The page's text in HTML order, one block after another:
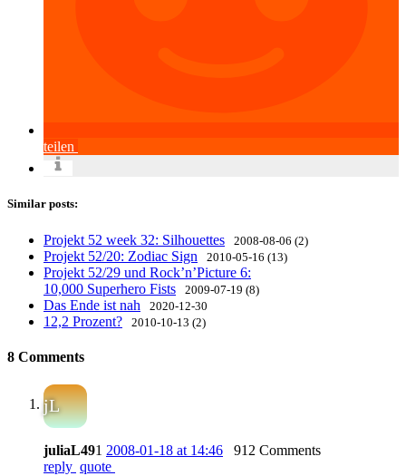
teilen
Similar posts:
Projekt 52 week 32: Silhouettes 2008-08-06 (2)
Projekt 52/20: Zodiac Sign 2010-05-16 (13)
Projekt 52/29 und Rock’n’Picture 6:
10,000 Superhero Fists
2009-07-19 (8)
Das Ende ist nah 2020-12-30
12,2 Prozent? 2010-10-13 (2)
8 Comments
jL
juliaL491 2008-01-18 at 14:46
912 Comments
reply quote